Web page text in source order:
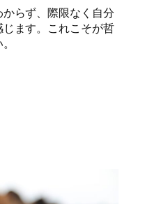
らず、際限なく自分
ます。これこそが哲